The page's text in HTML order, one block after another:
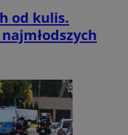
od kulis.